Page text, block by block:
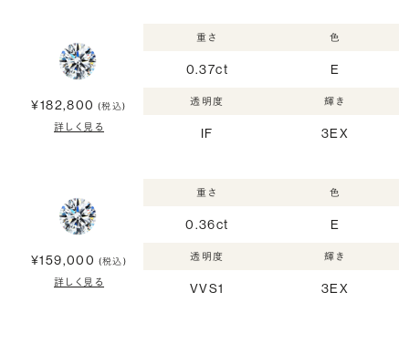
¥182,800 (税込)
詳しく見る
重さ
0.37ct
色
E
透明度
IF
輝き
3EX
¥159,000 (税込)
詳しく見る
重さ
0.36ct
色
E
透明度
VVS1
輝き
3EX